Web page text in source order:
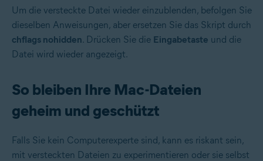
Um die versteckte Datei wieder einzublenden, befolgen Sie
dieselben Anweisungen, aber ersetzen Sie das Skript durch
chflags nohidden. Drücken Sie die Eingabetaste und die
Datei wird wieder angezeigt.
So bleiben Ihre Mac-Dateien
geheim und geschützt
Falls Sie kein Computerexperte sind, kann es riskant sein,
mit versteckten Dateien zu experimentieren oder sie selbst